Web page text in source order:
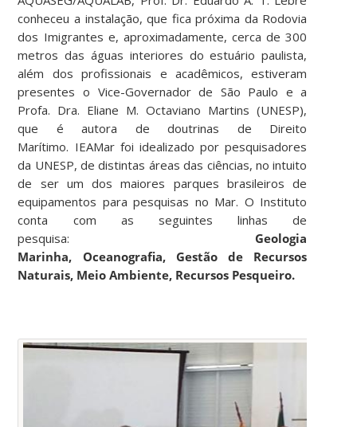
conheceu a instalação, que fica próxima da Rodovia
dos Imigrantes e, aproximadamente, cerca de 300
metros das águas interiores do estuário paulista,
além dos profissionais e acadêmicos, estiveram
presentes o Vice-Governador de São Paulo e a
Profa. Dra. Eliane M. Octaviano Martins (UNESP),
que é autora de doutrinas de Direito
Marítimo. IEAMar foi idealizado por pesquisadores
da UNESP, de distintas áreas das ciências, no intuito
de ser um dos maiores parques brasileiros de
equipamentos para pesquisas no Mar. O Instituto
conta com as seguintes linhas de
pesquisa: Geologia
Marinha, Oceanografia, Gestão de Recursos
Naturais, Meio Ambiente, Recursos Pesqueiro.